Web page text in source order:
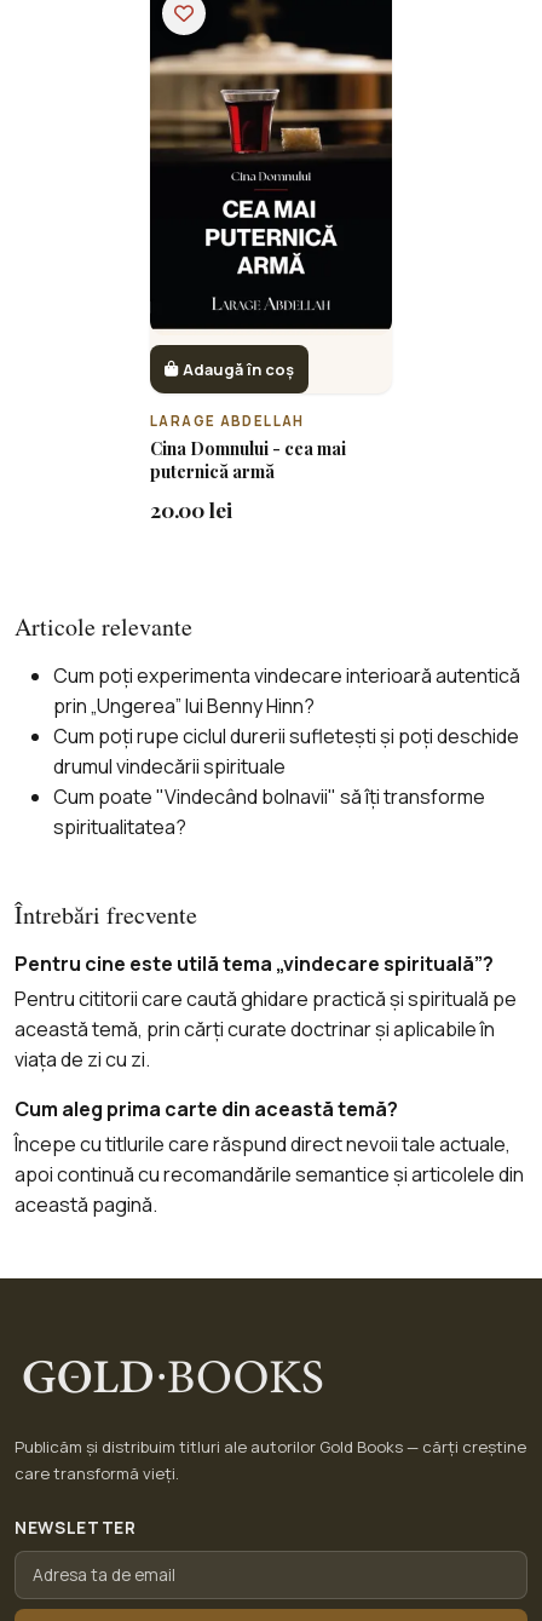
Adaugă în coș
LARAGE ABDELLAH
Cina Domnului - cea mai
puternică armă
20.00 lei
Articole relevante
Cum poți experimenta vindecare interioară autentică
prin „Ungerea” lui Benny Hinn?
Cum poți rupe ciclul durerii sufletești și poți deschide
drumul vindecării spirituale
Cum poate "Vindecând bolnavii" să îți transforme
spiritualitatea?
Întrebări frecvente
Pentru cine este utilă tema „vindecare spirituală”?
Pentru cititorii care caută ghidare practică și spirituală pe
această temă, prin cărți curate doctrinar și aplicabile în
viața de zi cu zi.
Cum aleg prima carte din această temă?
Începe cu titlurile care răspund direct nevoii tale actuale,
apoi continuă cu recomandările semantice și articolele din
această pagină.
Publicăm și distribuim titluri ale autorilor Gold Books — cărți creștine
care transformă vieți.
NEWSLETTER